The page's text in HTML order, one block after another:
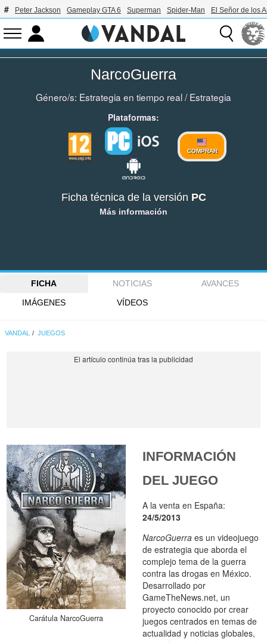
Peter Jackson Gameplay GTA 6 Superman Spider-Man El Señor de los
NarcoGuerra
Género/s: Estrategia en tiempo real/Estrategia
Plataformas:
COMPRAR
Ficha técnica de la versión PC
Más información
FICHA NOTICIAS
AVANCES
IMÁGENES
VÍDEOS
VANDAL JUEGOS
Carátula NarcoGuerra
INFORMACIÓN
DEL JUEGO
A la venta en España:
24/5/2013
NarcoGuerra es un videojuego
de estrategia que aborda el
complejo tema de la guerra
contra las drogas en México.
Desarrollado por
GameTheNews.net, un
proyecto conocido por crear
juegos centrados en temas de
actualidad y noticias globales,